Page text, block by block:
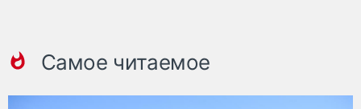
Самое читаемое